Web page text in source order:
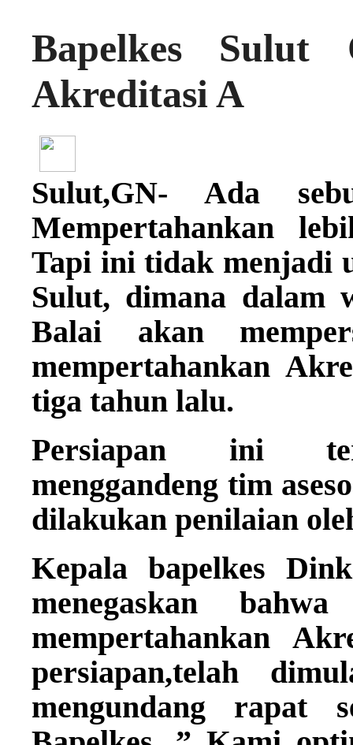
Bapelkes Sulut
Akreditasi A
Sulut,GN- Ada
Mempertahankan
Tapi ini tidak menjadi
Sulut, dimana dalam
Balai akan
mempertahankan
tiga tahun lalu.
Persiapan ini
menggandeng tim
dilakukan penilaian
Kepala bapelkes
menegaskan
mempertahankan
persiapan,telah
mengundang